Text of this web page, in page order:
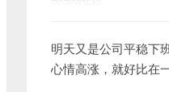
明天又是公司平稳下
心情高涨，就好比在